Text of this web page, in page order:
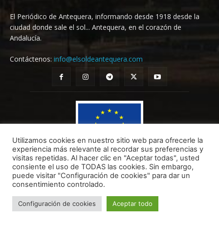
El Periódico de Antequera, informando desde 1918 desde la
ciudad donde sale el sol... Antequera, en el corazón de
Andalucía.
Contáctenos: info@elsoldeantequera.com
EL SOL DE ANTEQUERA SL ha sido beneficiaria del Fondo Europeo de Desarrollo Regional cuyo objetivo
es mejorar el uso y la calidad de las tecnologías de la información y de las comunicaciones y el acceso a
de comercio electrónico para la mejora de la competitividad y productividad de la empresa. (10/08/2022).
Para ello ha contado con el apoyo del Programa TICCÁMARAS2022 de la Cámara de Comercio de Málaga.
Utilizamos cookies en nuestro sitio web para ofrecerle la
experiencia más relevante al recordar sus preferencias y
visitas repetidas. Al hacer clic en "Aceptar todas", usted
consiente el uso de TODAS las cookies. Sin embargo,
puede visitar "Configuración de cookies" para dar un
consentimiento controlado.
Configuración de cookies Aceptar todo